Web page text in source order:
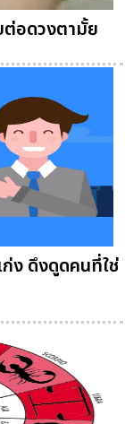
ต่อดวงตามั้ย
ง ดึงดูดคนที่ใช่